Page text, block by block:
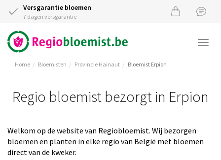
Versgarantie bloemen
7 dagen versgarantie
Home Bloemisten Provincie Hainaut Bloemist Erpion
Regio bloemist bezorgt in Erpion
Welkom op de website van Regiobloemist. Wij bezorgen
bloemen en planten in elke regio van België met bloemen
direct van de kweker.